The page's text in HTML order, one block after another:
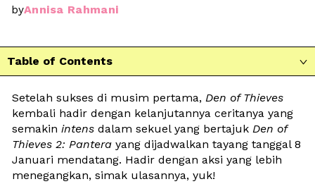
byAnnisa Rahmani
Table of Contents 
Setelah sukses di musim pertama,
kembali hadir dengan kelanjutannya ceritanya yang
semakin intens dalam sekuel yang bertajuk Den of
Thieves 2: Pantera yang dijadwalkan tayang tanggal 8
Januari mendatang. Hadir dengan aksi yang lebih
menegangkan, simak ulasannya, yuk!